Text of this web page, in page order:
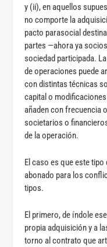
y (ii), en aquellos
no comporte la
pacto parasocial
partes —ahora ya
sociedad participada.
de operaciones puede
con distintas técnicas
capital o
añaden con frecuencia
societarios o
de la operación.
El caso es que este
abonado para los
tipos.
El primero, de índole
propia adquisición y a
torno al contrato que